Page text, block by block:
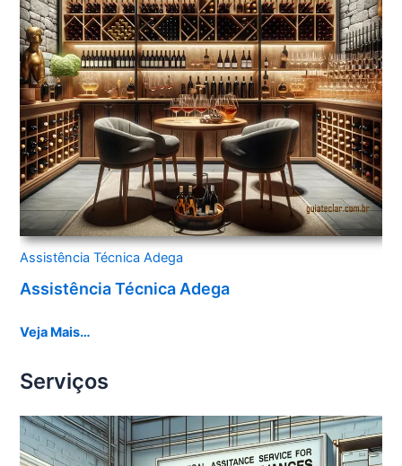
Assistência Técnica Adega
Assistência Técnica Adega
Veja Mais…
Serviços